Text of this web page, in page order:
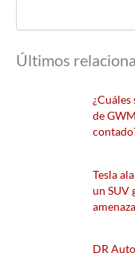
Últimos
de
Tesla
un SUV
DR